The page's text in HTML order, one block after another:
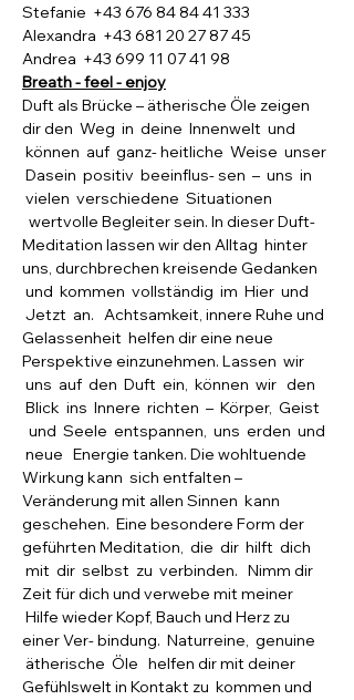
Stefanie  +43 676 84 84 41 333
Alexandra  +43 681 20 27 87 45
Andrea  +43 699 11 07 41 98
Breath - feel - enjoy
Duft als Brücke – ätherische Öle zeigen
dir den  Weg  in  deine  Innenwelt  und
können  auf  ganz- heitliche  Weise  unser
Dasein  positiv  beeinflus- sen  –  uns  in
vielen  verschiedene  Situationen
wertvolle Begleiter sein. In dieser Duft-
Meditation lassen wir den Alltag  hinter
uns, durchbrechen kreisende Gedanken
und  kommen  vollständig  im  Hier  und
Jetzt  an.   Achtsamkeit, innere Ruhe und
Gelassenheit  helfen dir eine neue
Perspektive einzunehmen. Lassen  wir
uns  auf  den  Duft  ein,  können  wir   den
Blick  ins  Innere  richten  –  Körper,  Geist
und  Seele  entspannen,  uns  erden  und
neue   Energie tanken. Die wohltuende
Wirkung kann  sich entfalten –
Veränderung mit allen Sinnen  kann
geschehen.  Eine besondere Form der
geführten Meditation,  die  dir  hilft  dich
mit  dir  selbst  zu  verbinden.   Nimm dir
Zeit für dich und verwebe mit meiner
Hilfe wieder Kopf, Bauch und Herz zu
einer Ver- bindung.  Naturreine,  genuine
ätherische  Öle   helfen dir mit deiner
Gefühlswelt in Kontakt zu  kommen und